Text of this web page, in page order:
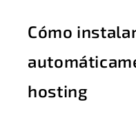
Cómo
hosting